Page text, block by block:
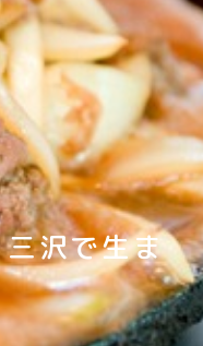
沢で生ま